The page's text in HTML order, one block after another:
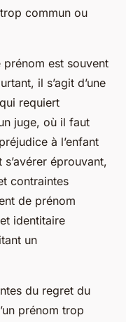
commun ou
est souvent
il s’agit d’une
requiert
juge, où il faut
à l’enfant
éprouvant,
contraintes
de prénom
identitaire
un
du regret du
prénom trop